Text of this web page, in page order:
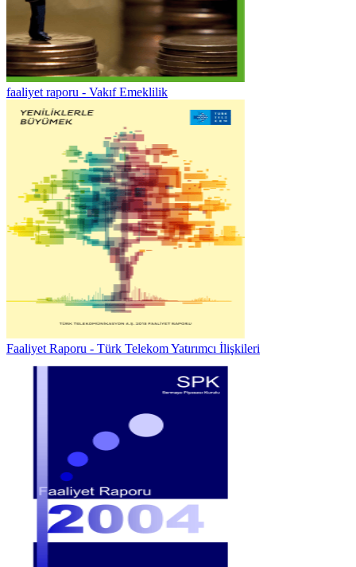
faaliyet raporu - Vakıf Emeklilik
Faaliyet Raporu - Türk Telekom Yatırımcı İlişkileri